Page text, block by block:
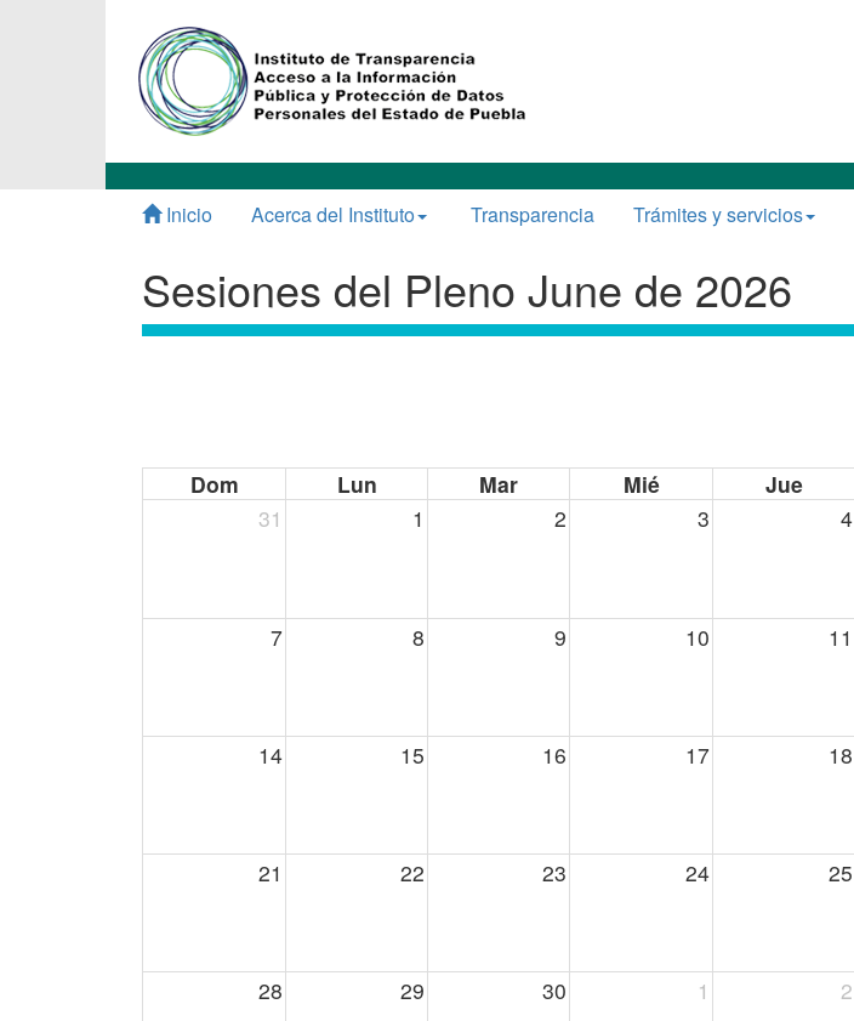
Inicio Acerca del Instituto Transparencia Trámites y servicios
Sesiones del Pleno June de 2026
Dom Lun Mar Mié Jue
31
1 2 3 4
7 8 9 10 11
14 15 16 17 18
21 22 23 24 25
28 29 30 1 2